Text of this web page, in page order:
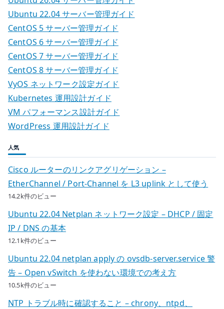
Ubuntu 22.04 サーバー管理ガイド
CentOS 5 サーバー管理ガイド
CentOS 6 サーバー管理ガイド
CentOS 7 サーバー管理ガイド
CentOS 8 サーバー管理ガイド
VyOS ネットワーク設定ガイド
Kubernetes 運用設計ガイド
VM パフォーマンス設計ガイド
WordPress 運用設計ガイド
人気
Cisco ルーターのリンクアグリゲーション –
EtherChannel / Port-Channel を L3 uplink として使う
14.2k件のビュー
Ubuntu 22.04 Netplan ネットワーク設定 – DHCP / 固定
IP / DNS の基本
12.1k件のビュー
Ubuntu 22.04 netplan apply の ovsdb-server.service 警
告 – Open vSwitch を使わない環境での考え方
10.5k件のビュー
NTP トラブル時に確認すること – chrony、ntpd、